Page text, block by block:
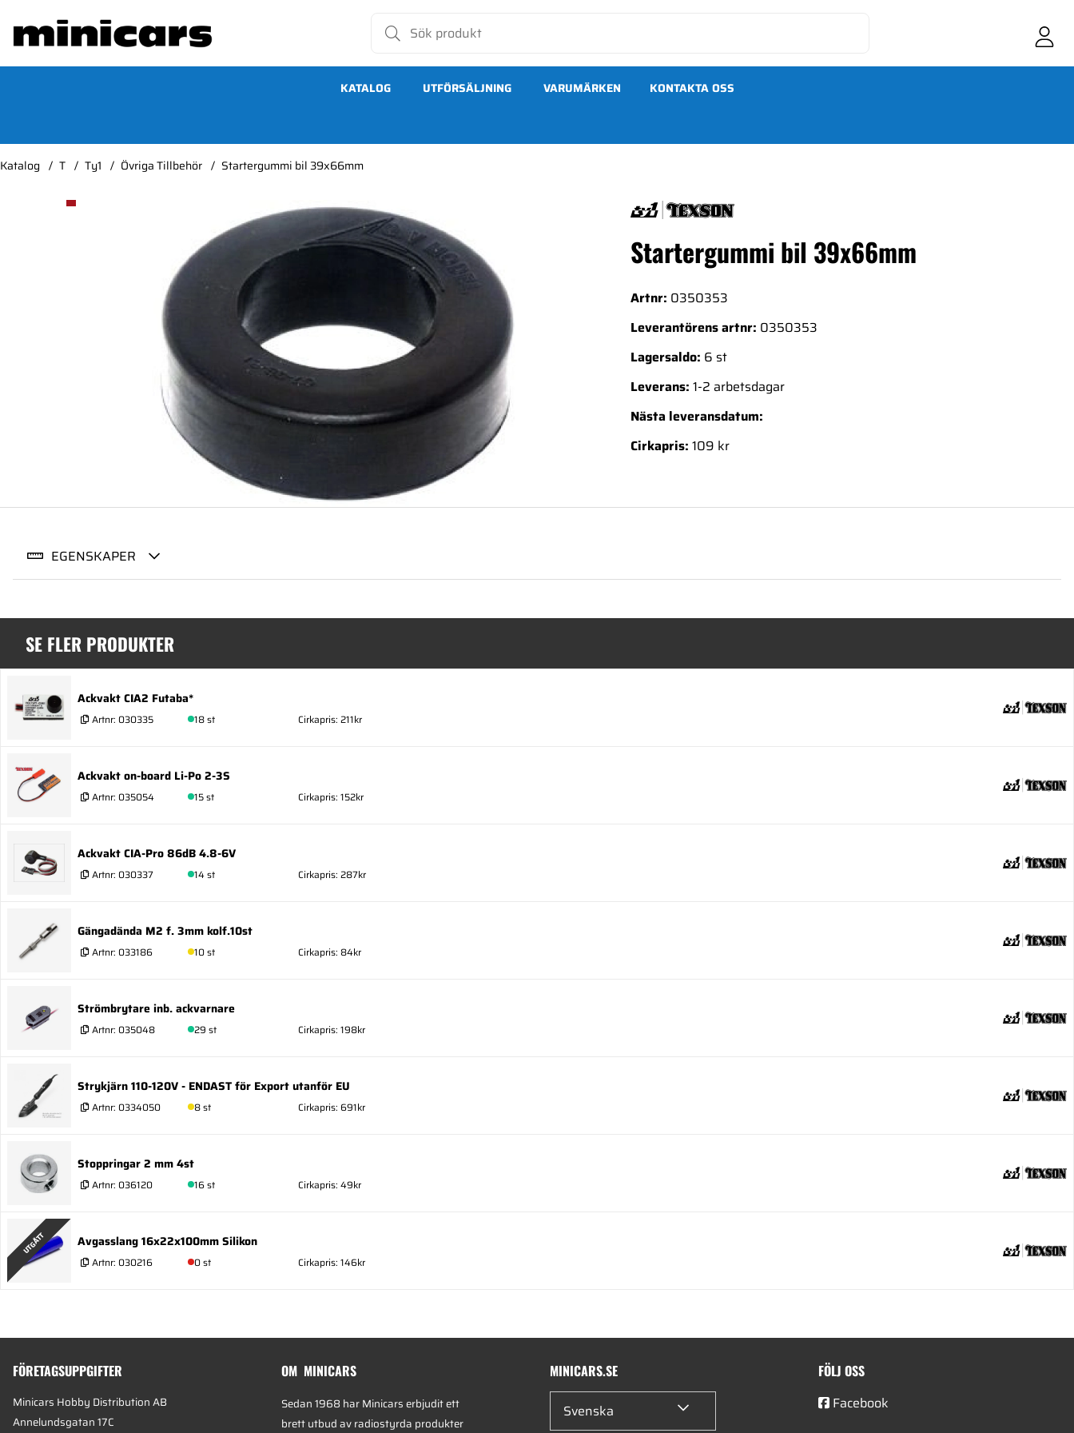
KATALOG UTFÖRSÄLJNING VARUMÄRKEN KONTAKTA OSS
Katalog T Ty1 Övriga Tillbehör Startergummi bil 39x66mm
Produktbilder Startergummi bil 39x66mm
Startergummi bil 39x66mm
Artnr: 0350353
Leverantörens artnr: 0350353
Lagersaldo: 6 st
Leverans: 1-2 arbetsdagar
Nästa leveransdatum:
Cirkapris: 109 kr
EGENSKAPER
SE FLER PRODUKTER
Ackvakt CIA2 Futaba*
Artnr: 030335 18 st Cirkapris: 211kr
Ackvakt on-board Li-Po 2-3S
Artnr: 035054 15 st Cirkapris: 152kr
Ackvakt CIA-Pro 86dB 4.8-6V
Artnr: 030337 14 st Cirkapris: 287kr
Gängadända M2 f. 3mm kolf.10st
Artnr: 033186 10 st Cirkapris: 84kr
Strömbrytare inb. ackvarnare
Artnr: 035048 29 st Cirkapris: 198kr
Strykjärn 110-120V - ENDAST för Export utanför EU
Artnr: 0334050 8 st Cirkapris: 691kr
Stoppringar 2 mm 4st
Artnr: 036120 16 st Cirkapris: 49kr
UTGÅTT Avgasslang 16x22x100mm Silikon
Artnr: 030216 0 st Cirkapris: 146kr
FÖRETAGSUPPGIFTER
Minicars Hobby Distribution AB
Annelundsgatan 17C
OM MINICARS
Sedan 1968 har Minicars erbjudit ett
brett utbud av radiostyrda produkter
MINICARS.SE
Svenska
FÖLJ OSS
Facebook